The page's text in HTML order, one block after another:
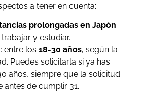
a tener en cuenta:
prolongadas en Japón
y estudiar.
entre los 18-30 años, según la
Puedes solicitarla si ya has
años, siempre que la solicitud
antes de cumplir 31.